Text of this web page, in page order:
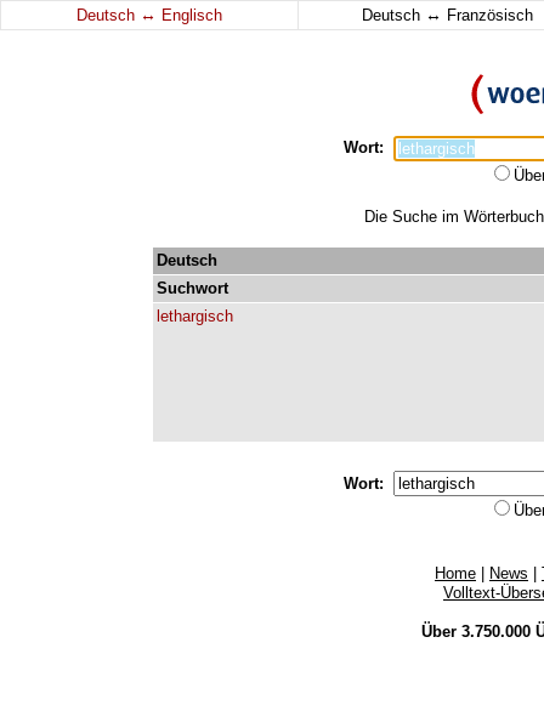
Deutsch ↔ Englisch Deutsch ↔ Französisch
Wort:
Die Suche im
Deutsch
Suchwort
lethargisch
Wort:
Home News
Volltext-
Über 3.750.000